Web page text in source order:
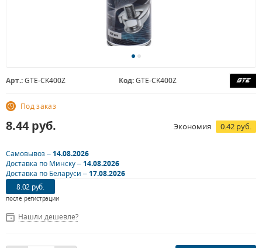
Арт.:GTE-CK400Z Код:GTE-CK400Z
Под заказ
8.44 руб. Экономия 0.42 руб.
Самовывоз –14.08.2026
Доставка по Минску –14.08.2026
Доставка по Беларуси –17.08.2026
8.02 руб.
после регистрации
Нашли дешевле?